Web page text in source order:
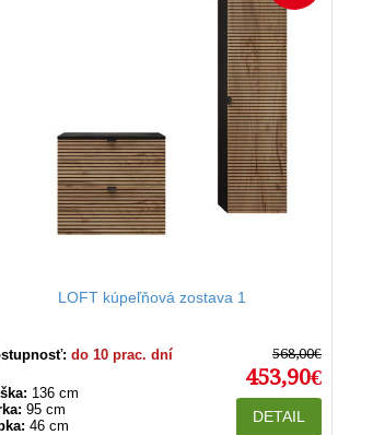
LOFT kúpeľňová zostava 1
do 10 prac. dní
136 cm
95 cm
46 cm
568,00€
453,90€
DETAIL